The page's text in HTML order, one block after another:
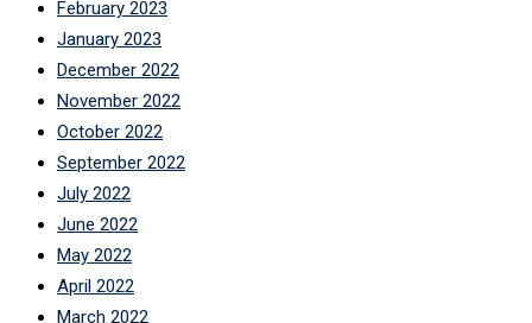
February 2023
January 2023
December 2022
November 2022
October 2022
September 2022
July 2022
June 2022
May 2022
April 2022
March 2022